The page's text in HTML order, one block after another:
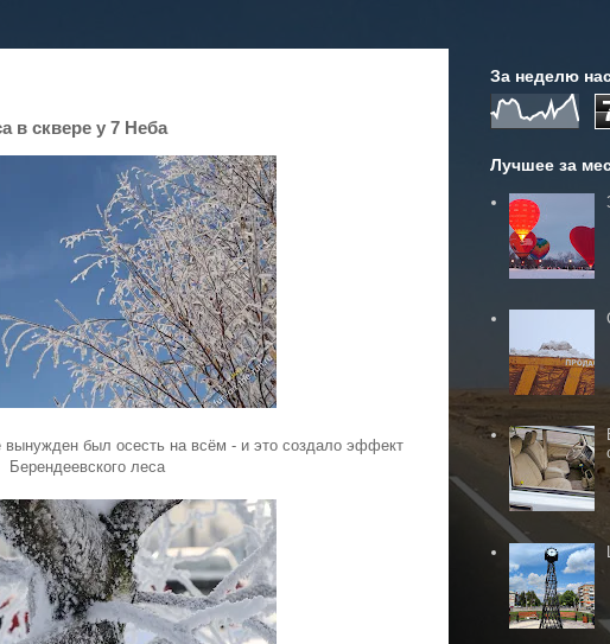
в сквере у 7 Неба
вынужден был осесть на всём - и это создало эффект
Берендеевского леса
За неделю
Лучшее за